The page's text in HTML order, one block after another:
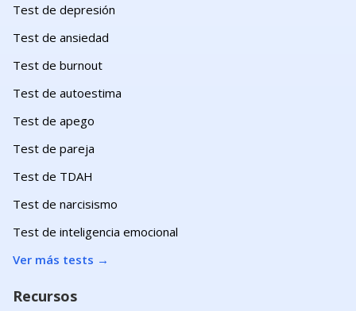
Test de depresión
Test de ansiedad
Test de burnout
Test de autoestima
Test de apego
Test de pareja
Test de TDAH
Test de narcisismo
Test de inteligencia emocional
Ver más tests →
Recursos